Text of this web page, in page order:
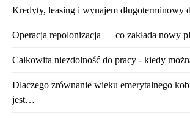
Kredyty, leasing i wynajem długoterminowy
Operacja repolonizacja — co zakłada nowy
Całkowita niezdolność do pracy - kiedy
Dlaczego zrównanie wieku emerytalnego
jest…